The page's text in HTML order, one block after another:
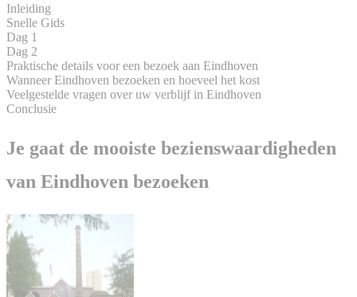
Inleiding
Snelle Gids
Dag 1
Dag 2
Praktische details voor een bezoek aan Eindhoven
Wanneer Eindhoven bezoeken en hoeveel het kost
Veelgestelde vragen over uw verblijf in Eindhoven
Conclusie
Je gaat de mooiste bezienswaardigheden
van Eindhoven bezoeken